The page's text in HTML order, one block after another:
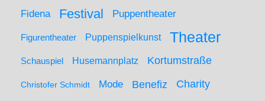
Fidena Festival Puppentheater
Figurentheater Puppenspielkunst Theater
Schauspiel Husemannplatz Kortumstraße
Christofer Schmidt Mode Benefiz Charity